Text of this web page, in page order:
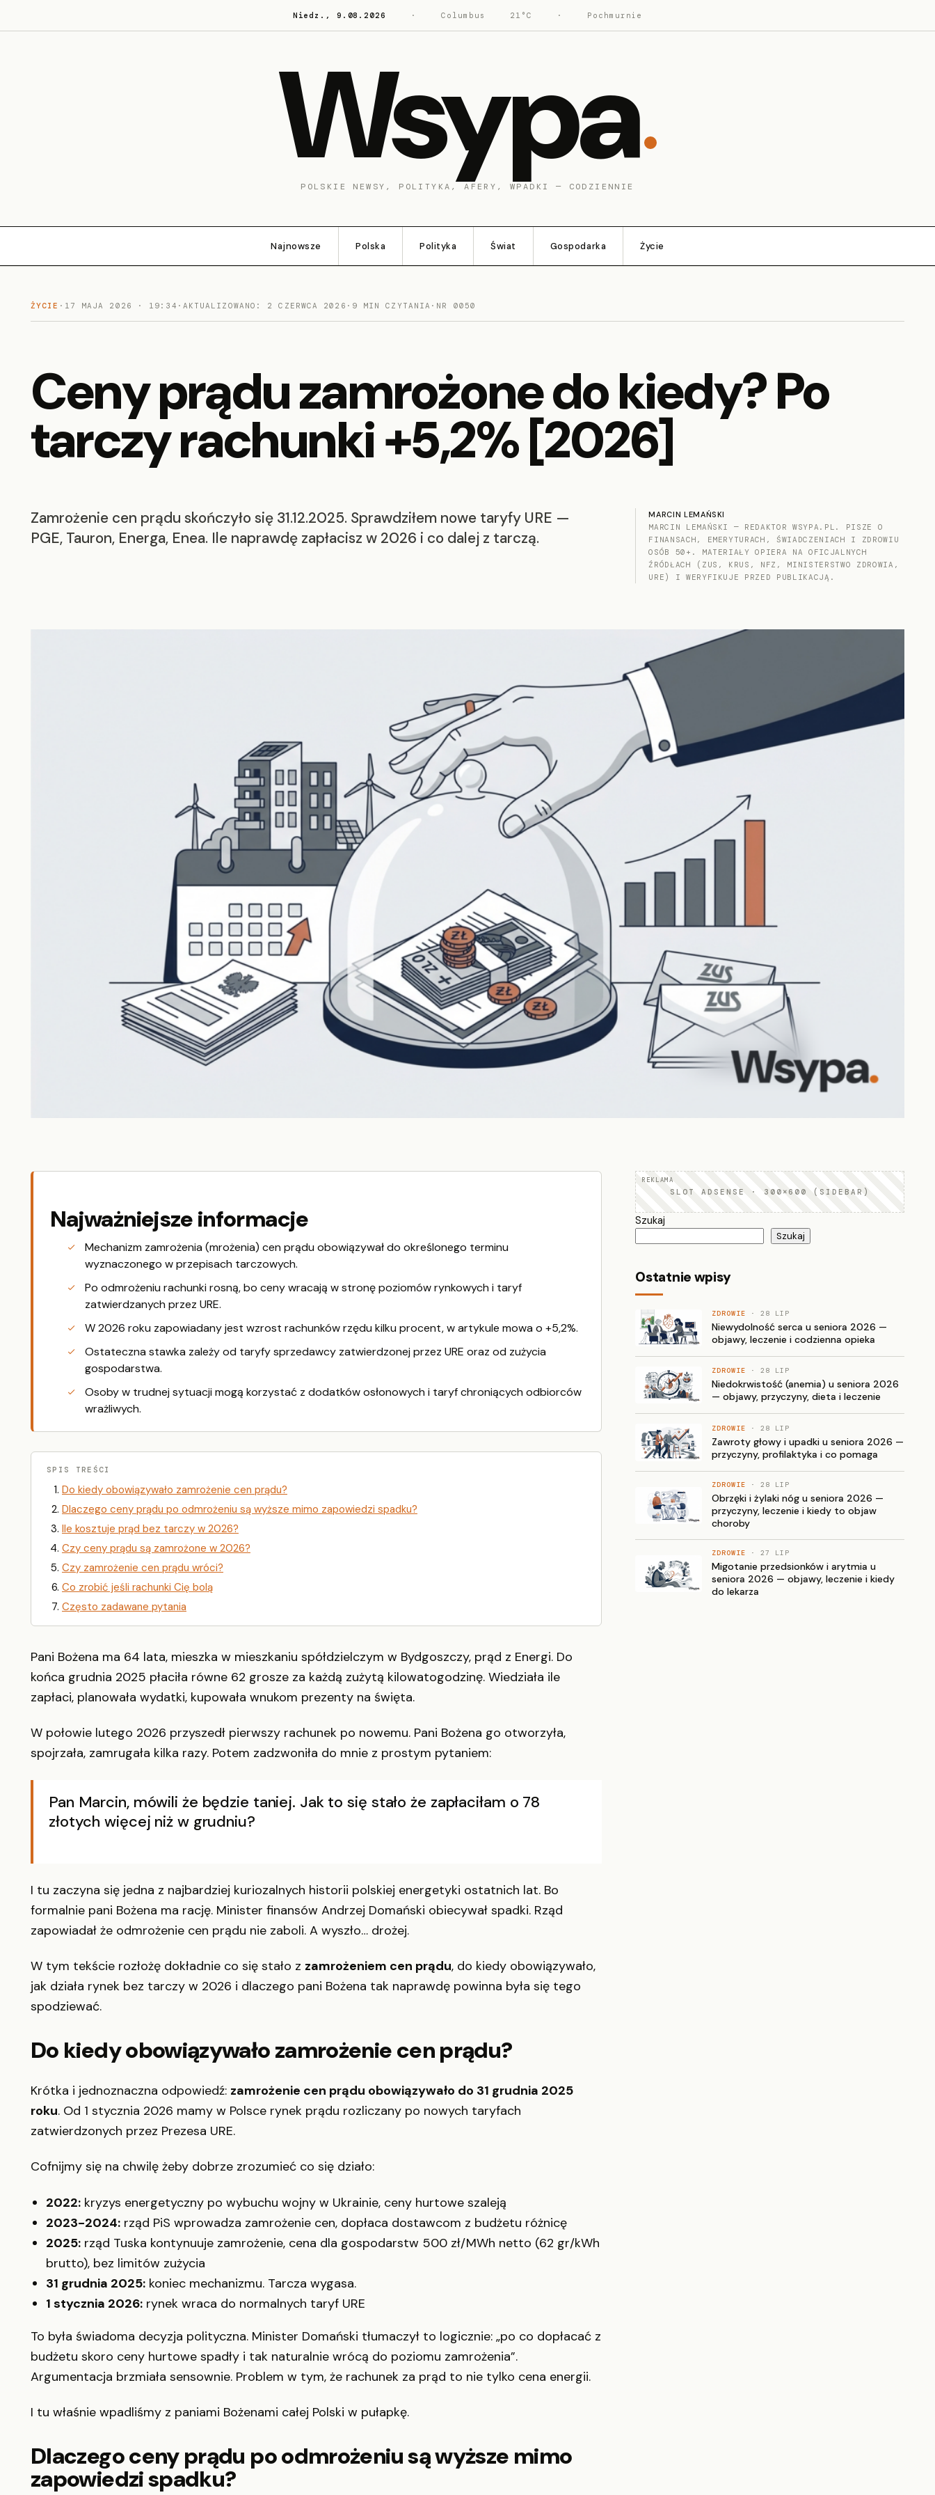
Niedz., 9.08.2026 · Columbus 21°C · Pochmurnie
Wsypa
POLSKIE NEWSY, POLITYKA, AFERY, WPADKI — CODZIENNIE
Najnowsze Polska Polityka Świat Gospodarka Życie
ŻYCIE · 17 MAJA 2026 · 19:34 · AKTUALIZOWANO: 2 CZERWCA 2026 · 9 MIN CZYTANIA · NR 0050
Ceny prądu zamrożone do kiedy? Po
tarczy rachunki +5,2% [2026]
Zamrożenie cen prądu skończyło się 31.12.2025. Sprawdziłem nowe taryfy URE —
PGE, Tauron, Energa, Enea. Ile naprawdę zapłacisz w 2026 i co dalej z tarczą.
MARCIN LEMAŃSKI
MARCIN LEMAŃSKI — REDAKTOR WSYPA.PL. PISZE O
FINANSACH, EMERYTURACH, ŚWIADCZENIACH I ZDROWIU
OSÓB 50+. MATERIAŁY OPIERA NA OFICJALNYCH
ŹRÓDŁACH (ZUS, KRUS, NFZ, MINISTERSTWO ZDROWIA,
URE) I WERYFIKUJE PRZED PUBLIKACJĄ.
Najważniejsze informacje
Mechanizm zamrożenia (mrożenia) cen prądu obowiązywał do określonego terminu
wyznaczonego w przepisach tarczowych.
Po odmrożeniu rachunki rosną, bo ceny wracają w stronę poziomów rynkowych i taryf
zatwierdzanych przez URE.
W 2026 roku zapowiadany jest wzrost rachunków rzędu kilku procent, w artykule mowa o +5,2%.
Ostateczna stawka zależy od taryfy sprzedawcy zatwierdzonej przez URE oraz od zużycia
gospodarstwa.
Osoby w trudnej sytuacji mogą korzystać z dodatków osłonowych i taryf chroniących odbiorców
wrażliwych.
SPIS TREŚCI
Do kiedy obowiązywało zamrożenie cen prądu?
Dlaczego ceny prądu po odmrożeniu są wyższe mimo zapowiedzi spadku?
Ile kosztuje prąd bez tarczy w 2026?
Czy ceny prądu są zamrożone w 2026?
Czy zamrożenie cen prądu wróci?
Co zrobić jeśli rachunki Cię bolą
Często zadawane pytania
Pani Bożena ma 64 lata, mieszka w mieszkaniu spółdzielczym w Bydgoszczy, prąd z Energi. Do
końca grudnia 2025 płaciła równe 62 grosze za każdą zużytą kilowatogodzinę. Wiedziała ile
zapłaci, planowała wydatki, kupowała wnukom prezenty na święta.
W połowie lutego 2026 przyszedł pierwszy rachunek po nowemu. Pani Bożena go otworzyła,
spojrzała, zamrugała kilka razy. Potem zadzwoniła do mnie z prostym pytaniem:
Pan Marcin, mówili że będzie taniej. Jak to się stało że zapłaciłam o 78
złotych więcej niż w grudniu?
I tu zaczyna się jedna z najbardziej kuriozalnych historii polskiej energetyki ostatnich lat. Bo
formalnie pani Bożena ma rację. Minister finansów Andrzej Domański obiecywał spadki. Rząd
zapowiadał że odmrożenie cen prądu nie zaboli. A wyszło… drożej.
W tym tekście rozłożę dokładnie co się stało z zamrożeniem cen prądu, do kiedy obowiązywało,
jak działa rynek bez tarczy w 2026 i dlaczego pani Bożena tak naprawdę powinna była się tego
spodziewać.
Do kiedy obowiązywało zamrożenie cen prądu?
Krótka i jednoznaczna odpowiedź: zamrożenie cen prądu obowiązywało do 31 grudnia 2025
roku. Od 1 stycznia 2026 mamy w Polsce rynek prądu rozliczany po nowych taryfach
zatwierdzonych przez Prezesa URE.
Cofnijmy się na chwilę żeby dobrze zrozumieć co się działo:
2022: kryzys energetyczny po wybuchu wojny w Ukrainie, ceny hurtowe szaleją
2023-2024: rząd PiS wprowadza zamrożenie cen, dopłaca dostawcom z budżetu różnicę
2025: rząd Tuska kontynuuje zamrożenie, cena dla gospodarstw 500 zł/MWh netto (62 gr/kWh
brutto), bez limitów zużycia
31 grudnia 2025: koniec mechanizmu. Tarcza wygasa.
1 stycznia 2026: rynek wraca do normalnych taryf URE
To była świadoma decyzja polityczna. Minister Domański tłumaczył to logicznie: „po co dopłacać z
budżetu skoro ceny hurtowe spadły i tak naturalnie wrócą do poziomu zamrożenia”.
Argumentacja brzmiała sensownie. Problem w tym, że rachunek za prąd to nie tylko cena energii.
I tu właśnie wpadliśmy z paniami Bożenami całej Polski w pułapkę.
Dlaczego ceny prądu po odmrożeniu są wyższe mimo
zapowiedzi spadku?
SLOT ADSENSE · 300×600 (SIDEBAR)
Szukaj
Szukaj
Ostatnie wpisy
ZDROWIE · 28 LIP
Niewydolność serca u seniora 2026 —
objawy, leczenie i codzienna opieka
ZDROWIE · 28 LIP
Niedokrwistość (anemia) u seniora 2026
— objawy, przyczyny, dieta i leczenie
ZDROWIE · 28 LIP
Zawroty głowy i upadki u seniora 2026 —
przyczyny, profilaktyka i co pomaga
ZDROWIE · 28 LIP
Obrzęki i żylaki nóg u seniora 2026 —
przyczyny, leczenie i kiedy to objaw
choroby
ZDROWIE · 27 LIP
Migotanie przedsionków i arytmia u
seniora 2026 — objawy, leczenie i kiedy
do lekarza